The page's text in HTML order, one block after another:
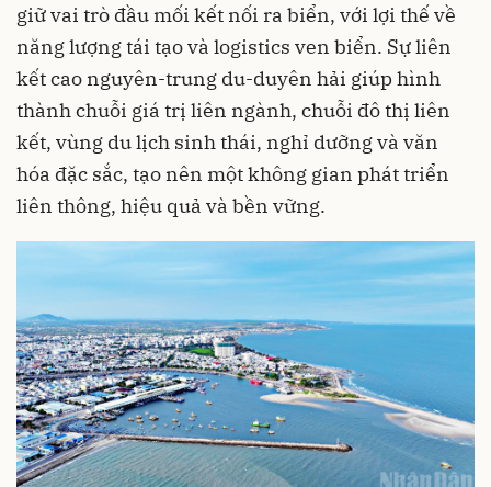
giữ vai trò đầu mối kết nối ra biển, với lợi thế về
năng lượng tái tạo và logistics ven biển. Sự liên
kết cao nguyên-trung du-duyên hải giúp hình
thành chuỗi giá trị liên ngành, chuỗi đô thị liên
kết, vùng du lịch sinh thái, nghỉ dưỡng và văn
hóa đặc sắc, tạo nên một không gian phát triển
liên thông, hiệu quả và bền vững.